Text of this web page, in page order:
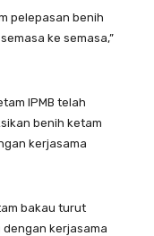
pelepasan benih
ke semasa,”
IPMB telah
benih ketam
kerjasama
bakau turut
dengan kerjasama